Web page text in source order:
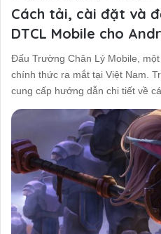
Cách tải, cài đặt và
DTCL Mobile cho
Đấu Trường Chân Lý Mobile,
chính thức ra mắt tại Việt Nam.
cung cấp hướng dẫn chi tiết về